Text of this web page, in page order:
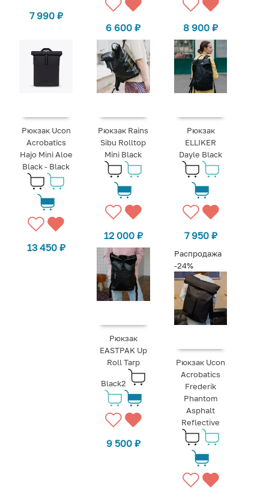
7 990 ₽
6 600₽ 8 900₽
Рюкзак Ucon
Acrobatics
Hajo Mini Aloe
Black - Black
13 450 ₽
Рюкзак Rains
Sibu Rolltop
Mini Black
12 000 ₽
Рюкзак
ELLIKER
Dayle Black
7 950 ₽
Рюкзак
EASTPAK Up
Roll Tarp
Black2
9 500 ₽
Распродажа
-24%
Рюкзак Ucon
Acrobatics
Frederik
Phantom
Asphalt
Reflective